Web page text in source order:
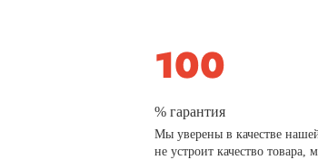
% гарантия
Мы уверены в качестве
не устроит качество товара,